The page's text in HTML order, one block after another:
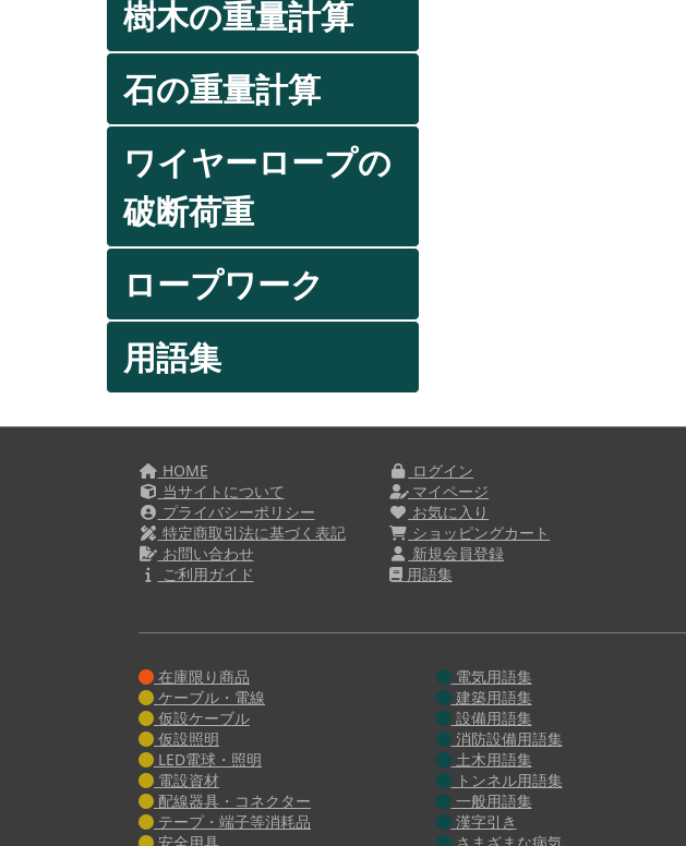
樹木の重量計算
石の重量計算
ワイヤーロープの
破断荷重
ロープワーク
用語集
HOME
当サイトについて
プライバシーポリシー
特定商取引法に基づく表記
お問い合わせ
ご利用ガイド
ログイン
マイページ
お気に入り
ショッピングカート
新規会員登録
用語集
在庫限り商品
ケーブル・電線
仮設ケーブル
仮設照明
LED電球・照明
電設資材
配線器具・コネクター
テープ・端子等消耗品
電気用語集
建築用語集
設備用語集
消防設備用語集
土木用語集
トンネル用語集
一般用語集
漢字引き